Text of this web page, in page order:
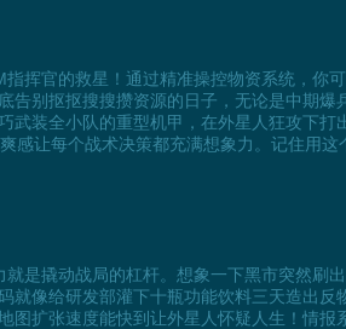
挥官的救星！通过精准操控物资系统，你
告别抠抠搜搜攒资源的日子，无论是中期爆
武装全小队的重型机甲，在外星人狂攻下打
感让每个战术决策都充满想象力。记住用这
是撬动战局的杠杆。想象一下黑市突然刷
就像给研发部灌下十瓶功能饮料三天造出反
图扩张速度能快到让外星人怀疑人生！情报